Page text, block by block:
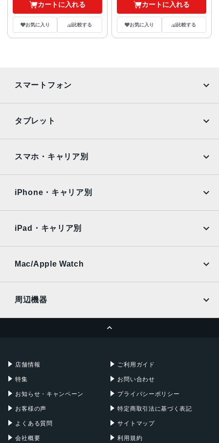
カートに入れる
お気に入り 比較する
カートに入れる
お気に入り 比較する
スマートフォン
AQUOS
OPPO Android
タブレット
Surface
Xiaomi Tablet
スマホ・キャリア別
Ymobile
UQmobile
iPhone・キャリア別
Ymobile
UQmobile
iPad・キャリア別
Mac/Apple Watch
周辺機器
店舗情報
特集
お知らせ・キャンペーン
お客様の声
よくある質問
会社概要
ご利用ガイド
お問い合わせ
プライバシーポリシー
特定商取引法に基づく表記
サイトマップ
利用規約